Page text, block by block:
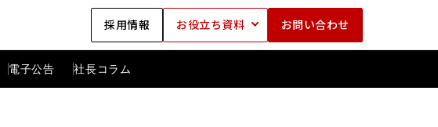
採用情報 お役立ち資料 お問い合わせ
電子公告 社長コラム